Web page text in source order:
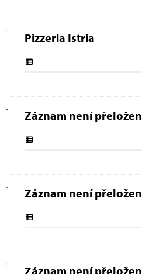
Pizzeria Istria
Záznam není přeložen
Záznam není přeložen
Záznam není přeložen